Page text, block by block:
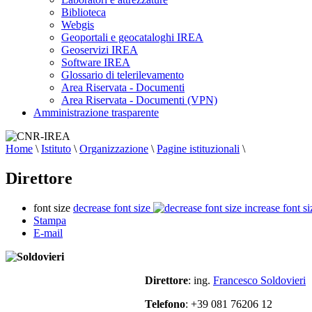
Biblioteca
Webgis
Geoportali e geocataloghi IREA
Geoservizi IREA
Software IREA
Glossario di telerilevamento
Area Riservata - Documenti
Area Riservata - Documenti (VPN)
Amministrazione trasparente
Home \ Istituto \ Organizzazione \ Pagine istituzionali \
Direttore
font size decrease font size
increase font
Stampa
E-mail
Direttore: ing. Francesco Soldovieri
Telefono: +39 081 76206 12